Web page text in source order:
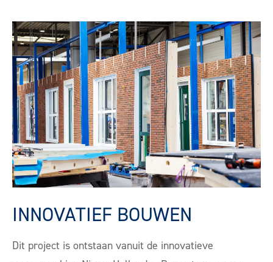
INNOVATIEF BOUWEN
Dit project is ontstaan vanuit de innovatieve